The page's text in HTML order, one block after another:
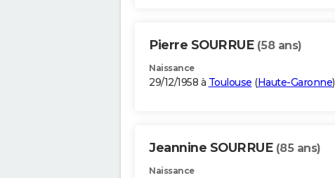
Pierre SOURRUE (58 ans)
Naissance
29/12/1958 à Toulouse (Haute-Garonne)
Jeannine SOURRUE (85 ans)
Naissance